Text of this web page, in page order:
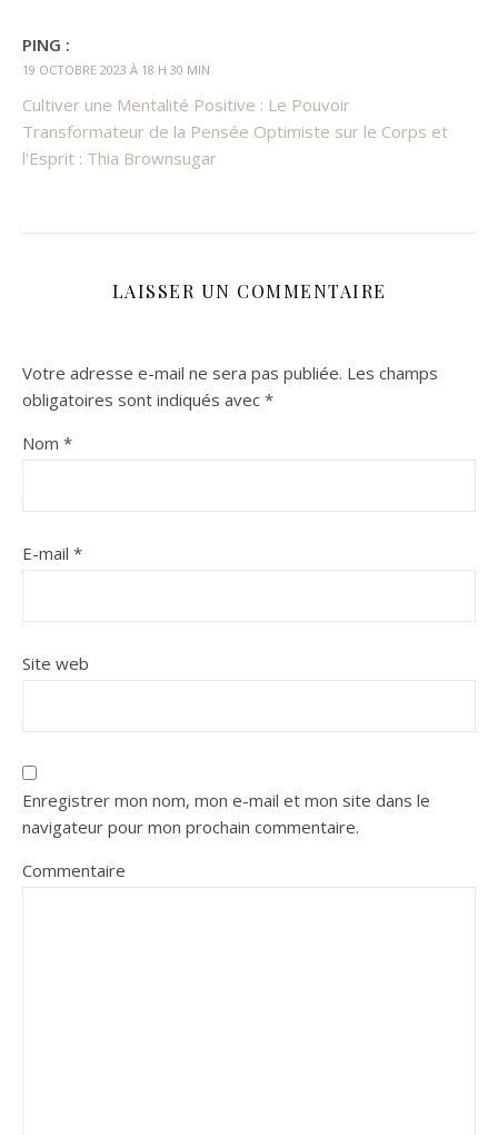
PING :
19 OCTOBRE 2023 À 18 H 30 MIN
Cultiver une Mentalité Positive : Le Pouvoir
Transformateur de la Pensée Optimiste sur le Corps et
l'Esprit : Thia Brownsugar
LAISSER UN COMMENTAIRE
Votre adresse e-mail ne sera pas publiée. Les champs
obligatoires sont indiqués avec *
Nom *
E-mail *
Site web
Enregistrer mon nom, mon e-mail et mon site dans le
navigateur pour mon prochain commentaire.
Commentaire